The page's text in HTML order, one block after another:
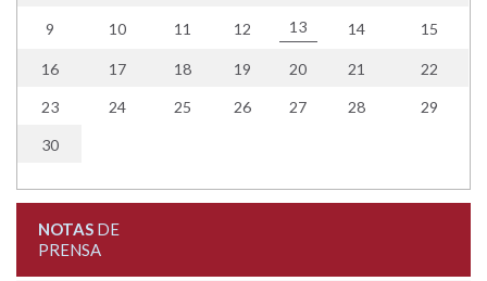
9 10 11 12 13 14 15
16 17 18 19 20 21 22
23 24 25 26 27 28 29
30
NOTASDE
PRENSA